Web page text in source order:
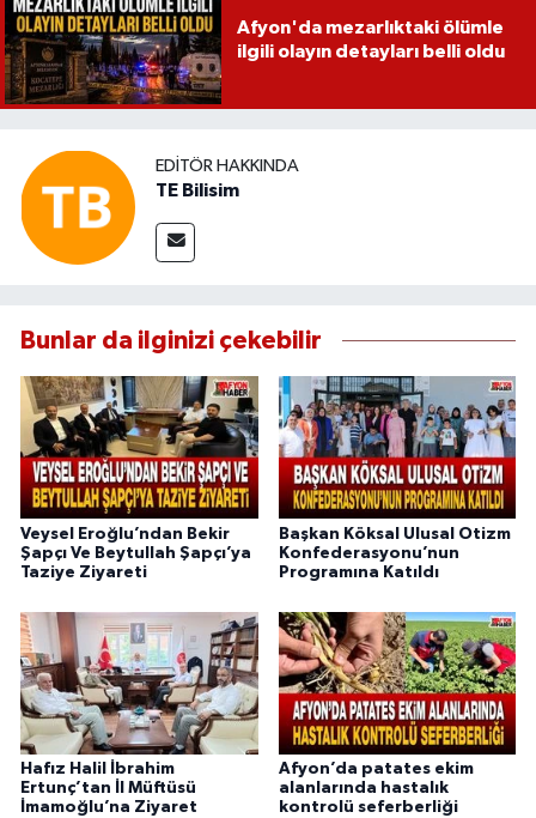
Afyon'da mezarlıktaki ölümle
ilgili olayın detayları belli oldu
EDITÖR HAKKINDA
TE Bilisim
Bunlar da ilginizi çekebilir
Veysel Eroğlu’ndan Bekir
Şapçı Ve Beytullah Şapçı’ya
Taziye Ziyareti
Başkan Köksal Ulusal Otizm
Konfederasyonu’nun
Programına Katıldı
Hafız Halil İbrahim
Ertunç’tan İl Müftüsü
İmamoğlu’na Ziyaret
Afyon’da patates ekim
alanlarında hastalık
kontrolü seferberliği